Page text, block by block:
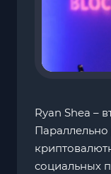
Ryan Shea –
Параллельно
социальных